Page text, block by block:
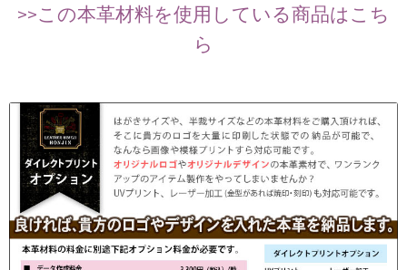
>>この本革材料を使用している商品はこち
ら